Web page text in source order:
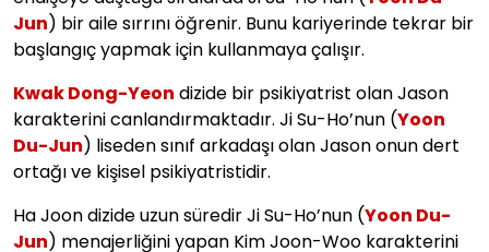
Jun) bir aile sırrını öğrenir. Bunu kariyerinde tekrar bir
başlangıç yapmak için kullanmaya çalışır.
Kwak Dong-Yeon dizide bir psikiyatrist olan Jason
karakterini canlandırmaktadır. Ji Su-Ho’nun (Yoon
Du-Jun) liseden sınıf arkadaşı olan Jason onun dert
ortağı ve kişisel psikiyatristidir.
Ha Joon dizide uzun süredir Ji Su-Ho’nun (Yoon Du-
Jun) menajerliğini yapan Kim Joon-Woo karakterini